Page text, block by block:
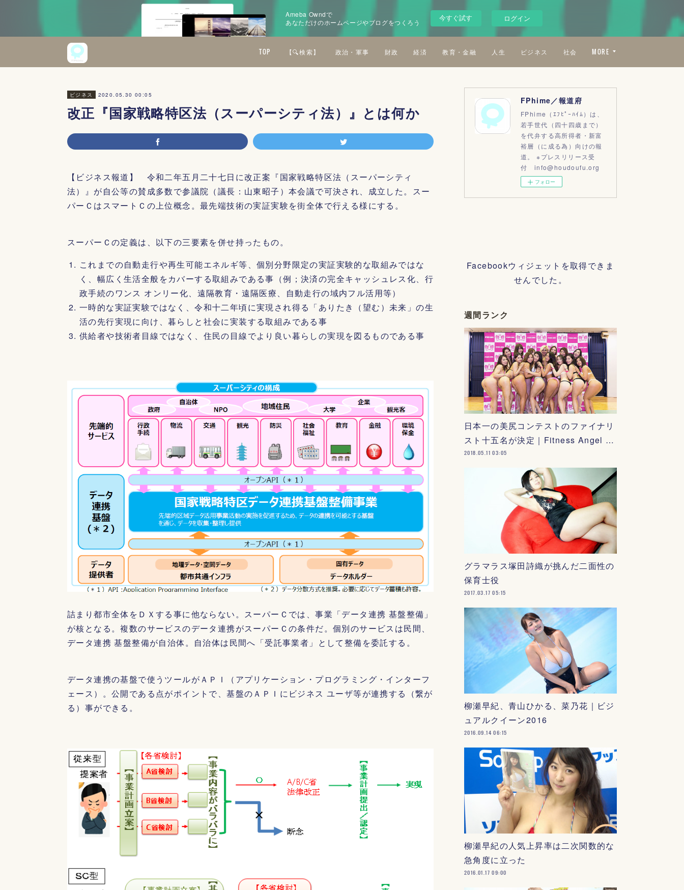
Ameba Owndで
あなただけのホームページやブログをつくろう
今すぐ試す ログイン
TOP 【🔍検索】 政治・軍事 財政 経済 教育・金融 人生 ビジネス 社会 MORE
ビジネス 2020.05.30 00:05
改正『国家戦略特区法（スーパーシティ法）』とは何か
【ビジネス報道】 令和二年五月二十七日に改正案『国家戦略特区法（スーパーシティ
法）』が自公等の賛成多数で参議院（議長：山東昭子）本会議で可決され、成立した。スー
パーＣはスマートＣの上位概念。最先端技術の実証実験を街全体で行える様にする。
スーパーＣの定義は、以下の三要素を併せ持ったもの。
これまでの自動走行や再生可能エネルギ等、個別分野限定の実証実験的な取組みではな
く、幅広く生活全般をカバーする取組みである事（例；決済の完全キャッシュレス化、行
政手続のワンス オンリー化、遠隔教育・遠隔医療、自動走行の域内フル活用等）
一時的な実証実験ではなく、令和十二年頃に実現され得る「ありたき（望む）未来」の生
活の先行実現に向け、暮らしと社会に実装する取組みである事
供給者や技術者目線ではなく、住民の目線でより良い暮らしの実現を図るものである事
詰まり都市全体をＤＸする事に他ならない。スーパーＣでは、事業「データ連携 基盤整備」
が核となる。複数のサービスのデータ連携がスーパーＣの条件だ。個別のサービスは民間、
データ連携 基盤整備が自治体。自治体は民間へ「受託事業者」として整備を委託する。
データ連携の基盤で使うツールがＡＰＩ（アプリケーション・プログラミング・インターフ
ェース）。公開である点がポイントで、基盤のＡＰＩにビジネス ユーザ等が連携する（繋が
る）事ができる。
FPhime／報道府
FPhime（ｴﾌﾋﾟｰﾊｲﾑ）は、
若手世代（四十四歳まで）
を代弁する高所得者・新富
裕層（に成る為）向けの報
道。 ※プレスリリース受
付 info@houdoufu.org
フォロー
Facebookウィジェットを取得できま
せんでした。
週間ランク
日本一の美尻コンテストのファイナリ
スト十五名が決定｜Fitness Angel …
2018.05.11 03:05
グラマラス塚田詩織が挑んだ二面性の
保育士役
2017.03.17 05:15
柳瀬早紀、青山ひかる、菜乃花｜ビジ
ュアルクイーン2016
2016.09.14 06:15
柳瀬早紀の人気上昇率は二次関数的な
急角度に立った
2016.01.17 09:00